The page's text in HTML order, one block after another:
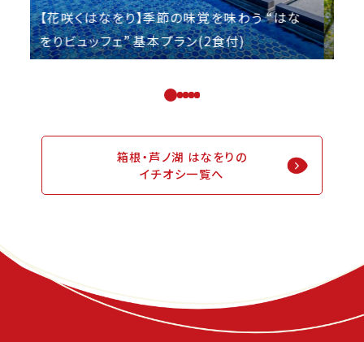
【秋麗イチオシ】“はなをり“から行く箱根三社
参りプラン2026秋（2食付）
箱根・芦ノ湖 はなをりの
イチオシ一覧へ